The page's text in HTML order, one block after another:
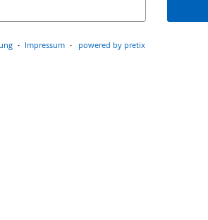
Impressum powered by pretix